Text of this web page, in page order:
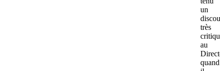
un
très
au
quand